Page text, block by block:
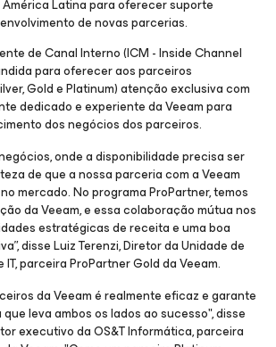
Latina para oferecer suporte
de novas parcerias.
de Canal Interno (ICM - Inside Channel
para oferecer aos parceiros
Gold e Platinum) atenção exclusiva com
dedicado e experiente da Veeam para
dos negócios dos parceiros.
onde a disponibilidade precisa ser
de que a nossa parceria com a Veeam
mercado. No programa ProPartner, temos
da Veeam, e essa colaboração mútua nos
estratégicas de receita e uma boa
disse Luiz Terenzi, Diretor da Unidade de
parceira ProPartner Gold da Veeam.
da Veeam é realmente eficaz e garante
leva ambos os lados ao sucesso", disse
executivo da OS&T Informática, parceira